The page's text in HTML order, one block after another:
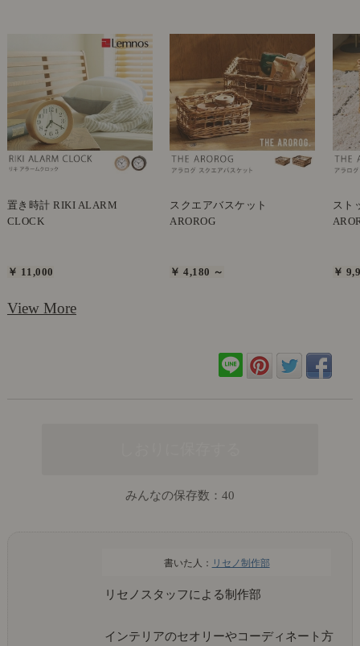
置き時計 RIKI ALARM
CLOCK
￥ 11,000
スクエアバスケット
AROROG
￥ 4,180 ～
スト
￥
View More
みんなの保存数： 40
リセノ制作部
リセノスタッフによる制作部
インテリアのセオリーやコーディネート方